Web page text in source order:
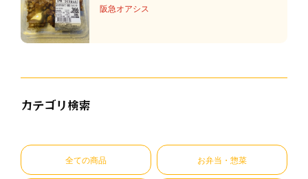
阪急オアシス
カテゴリ検索
全ての商品 お弁当・惣菜